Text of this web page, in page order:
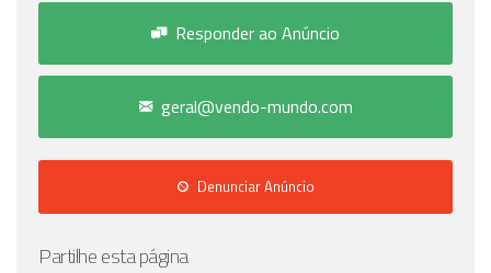
Responder ao Anúncio
geral@vendo-mundo.com
Denunciar Anúncio
Partilhe esta página